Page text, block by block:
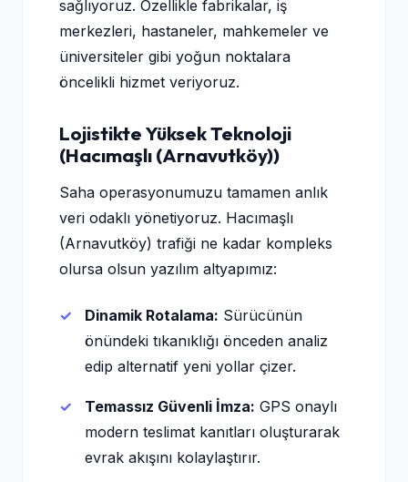
sağlıyoruz. Özellikle fabrikalar, iş
merkezleri, hastaneler, mahkemeler ve
üniversiteler gibi yoğun noktalara
öncelikli hizmet veriyoruz.
Lojistikte Yüksek Teknoloji
(Hacımaşlı (Arnavutköy))
Saha operasyonumuzu tamamen anlık
veri odaklı yönetiyoruz. Hacımaşlı
(Arnavutköy) trafiği ne kadar kompleks
olursa olsun yazılım altyapımız:
Dinamik Rotalama: Sürücünün
önündeki tıkanıklığı önceden analiz
edip alternatif yeni yollar çizer.
Temassız Güvenli İmza: GPS onaylı
modern teslimat kanıtları oluşturarak
evrak akışını kolaylaştırır.